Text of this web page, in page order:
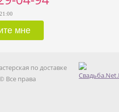
по доставке
Все права